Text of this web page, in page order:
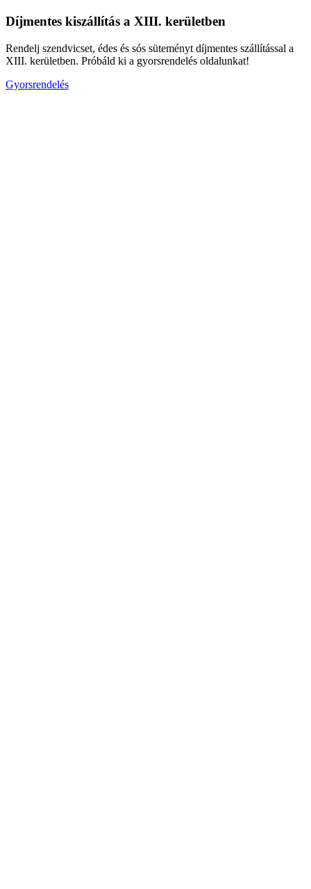
Díjmentes kiszállítás a XIII. kerületben
Rendelj szendvicset, édes és sós süteményt díjmentes szállítással a
XIII. kerületben. Próbáld ki a gyorsrendelés oldalunkat!
Gyorsrendelés